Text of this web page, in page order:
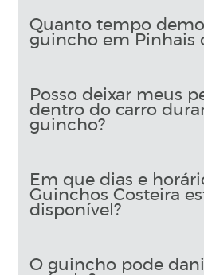
Quanto tempo
guincho em Pinhais
Posso deixar meus
dentro do carro
guincho?
Em que dias e
Guinchos Costeira
disponível?
O guincho pode